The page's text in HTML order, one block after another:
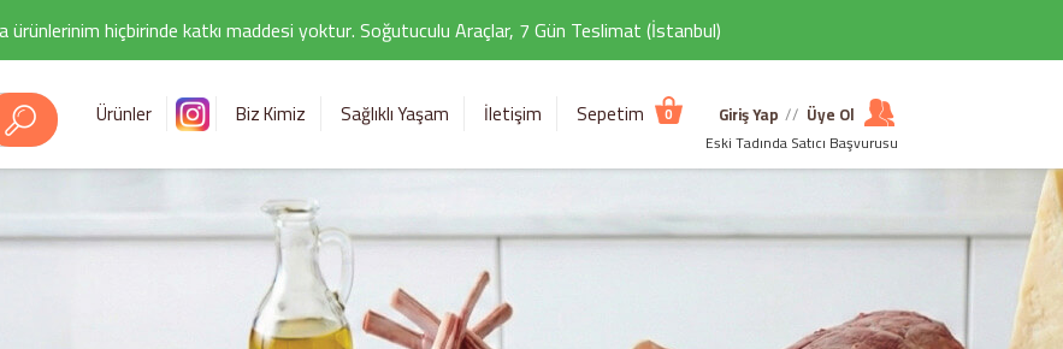
ürünlerinim hiçbirinde katkı maddesi yoktur. Soğutuculu Araçlar, 7 Gün Teslimat (İstanbul)
Ürünler Biz Kimiz Sağlıklı Yaşam İletişim Sepetim 0 Giriş Yap // Üye Ol
Eski Tadında Satıcı Başvurusu